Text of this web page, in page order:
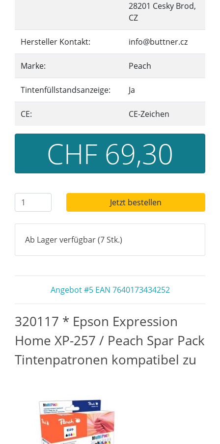
28201 Cesky Brod,
CZ
Hersteller Kontakt: info@buttner.cz
Marke: Peach
Tintenfüllstandsanzeige: Ja
CE: CE-Zeichen
CHF 69,30
Jetzt bestellen
Ab Lager verfügbar (7 Stk.)
Angebot #5 EAN 7640173434252
320117 * Epson Expression
Home XP-257 / Peach Spar Pack
Tintenpatronen kompatibel zu